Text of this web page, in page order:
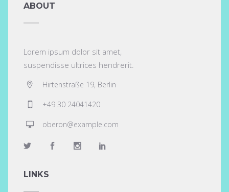
ABOUT
Lorem ipsum dolor sit amet,
suspendisse ultrices hendrerit.
Hirtenstraße 19, Berlin
+49 30 24041420
oberon@example.com
LINKS